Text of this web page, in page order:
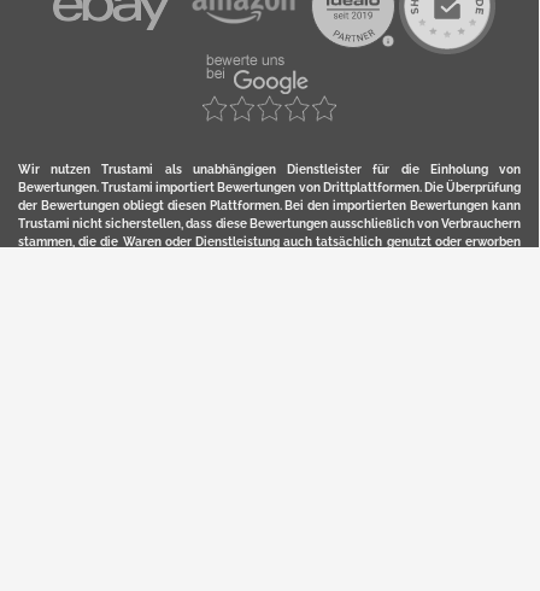
Wir nutzen Trustami als unabhängigen Dienstleister für die Einholung von
Bewertungen. Trustami importiert Bewertungen von Drittplattformen. Die Überprüfung
der Bewertungen obliegt diesen Plattformen. Bei den importierten Bewertungen kann
Trustami nicht sicherstellen, dass diese Bewertungen ausschließlich von Verbrauchern
stammen, die die Waren oder Dienstleistung auch tatsächlich genutzt oder erworben